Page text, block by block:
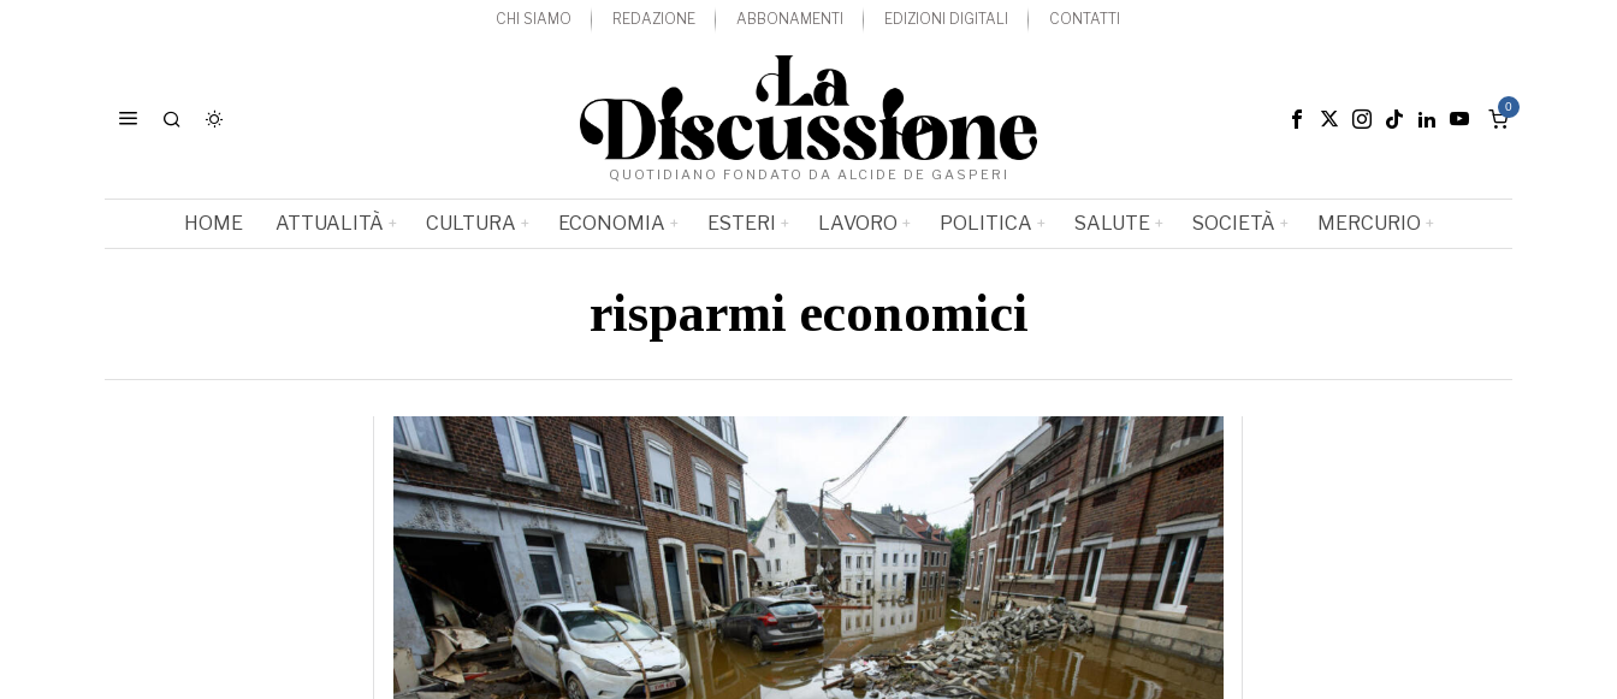
CHI SIAMO REDAZIONE ABBONAMENTI EDIZIONI DIGITALI CONTATTI
QUOTIDIANO FONDATO DA ALCIDE DE GASPERI
0
HOME ATTUALITÀ CULTURA ECONOMIA ESTERI LAVORO POLITICA SALUTE SOCIETÀ MERCURIO
risparmi economici